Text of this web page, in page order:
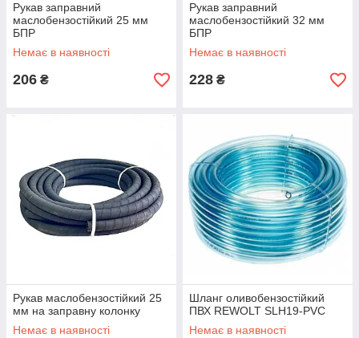
Рукав заправний
маслобензостійкий 25 мм
БПР
Немає в наявності
206 ₴
Рукав заправний
маслобензостійкий 32 мм
БПР
Немає в наявності
228 ₴
Рукав маслобензостійкий 25
мм на заправну колонку
Немає в наявності
Шланг оливобензостійкий
ПВХ REWOLT SLH19-PVC
Немає в наявності